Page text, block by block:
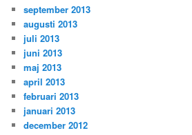
september 2013
augusti 2013
juli 2013
juni 2013
maj 2013
april 2013
februari 2013
januari 2013
december 2012